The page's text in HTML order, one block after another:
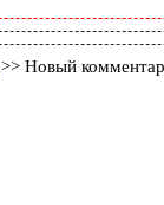
>> Новый